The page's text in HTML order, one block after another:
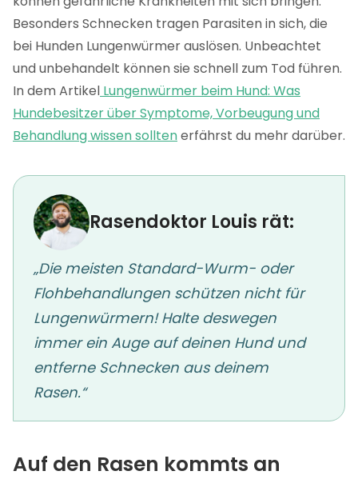
Besonders Schnecken tragen Parasiten in sich, die
bei Hunden Lungenwürmer auslösen. Unbeachtet
und unbehandelt können sie schnell zum Tod führen.
In dem Artikel Lungenwürmer beim Hund: Was
Hundebesitzer über Symptome, Vorbeugung und
Behandlung wissen solltenerfährst du mehr darüber.
Rasendoktor Louis rät:
„Die meisten Standard-Wurm- oder
Flohbehandlungen schützen nicht für
Lungenwürmern! Halte deswegen
immer ein Auge auf deinen Hund und
entferne Schnecken aus deinem
Rasen.“
Auf den Rasen kommts an